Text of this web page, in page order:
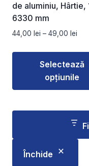
de aluminiu, Hârtie,
6330 mm
44,00 lei – 49,00 lei
până
Selectează
opțiunile
produs
multe
variații.
Închide